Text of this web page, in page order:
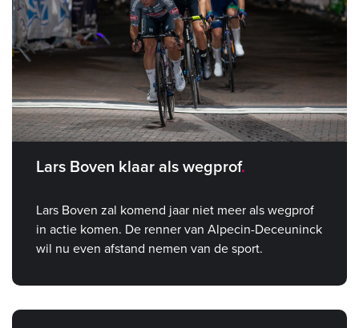
Lars Boven klaar als wegprof
Lars Boven zal komend jaar niet meer als wegprof
in actie komen. De renner van Alpecin-Deceuninck
wil nu even afstand nemen van de sport.